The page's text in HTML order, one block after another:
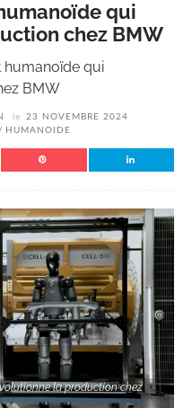
qui
chez BMW
humanoïde qui
BMW
le
23 NOVEMBRE 2024
HUMANOIDE
la production chez